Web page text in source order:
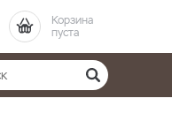
Корзина
пуста